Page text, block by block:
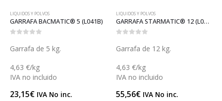
LIQUIDOS Y POLVOS
GARRAFA BACMATIC® 5 (L041B)
Garrafa de 5 kg.
4,63 €/kg
IVA no incluido
23,15€ IVA No inc.
LIQUIDOS Y POLVOS
GARRAFA STARMATIC® 12 (L005S)
Garrafa de 12 kg.
4,63 €/kg
IVA no incluido
55,56€ IVA No inc.